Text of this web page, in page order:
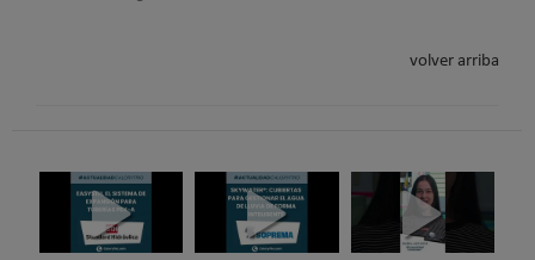
volver arriba